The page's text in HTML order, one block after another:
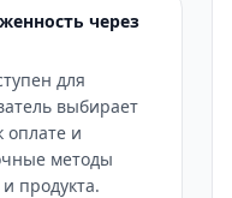
через
для
выбирает
оплате и
методы
продукта.